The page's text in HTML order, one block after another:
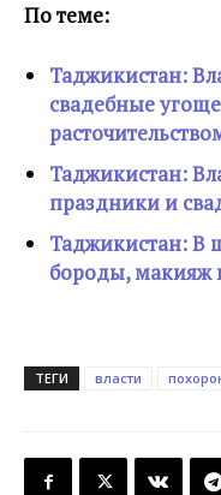
По теме:
Таджикистан:
свадебные
Таджикистан:
праздники и
Таджикистан: В
бороды, макияж
ТЕГИ власти